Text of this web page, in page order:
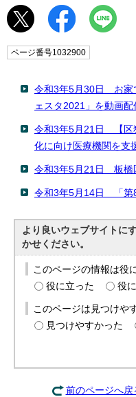
ページ番号1032900
令和3年5月30日 お家
ェスタ2021」を動画配
令和3年5月21日 【区
化に向け医療機関を支
令和3年5月21日 板橋
令和3年5月14日 「第
より良いウェブサイトに
かせください。
このページの情報は役
役に立った
役
このページは見つけや
見つけやすかった
前のページへ戻